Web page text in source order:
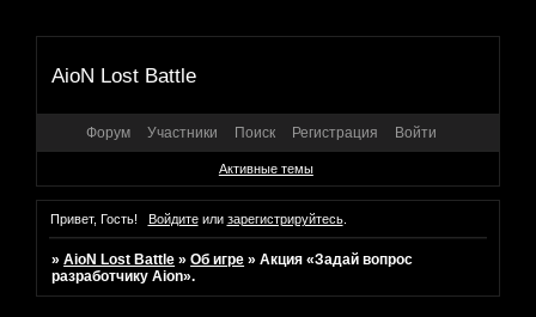
AioN Lost Battle
Форум Участники Поиск Регистрация Войти
Активные темы
Привет, Гость! Войдитеили зарегистрируйтесь.
»AioN Lost Battle »Об игре »Акция «Задай вопрос
разработчику Aion».